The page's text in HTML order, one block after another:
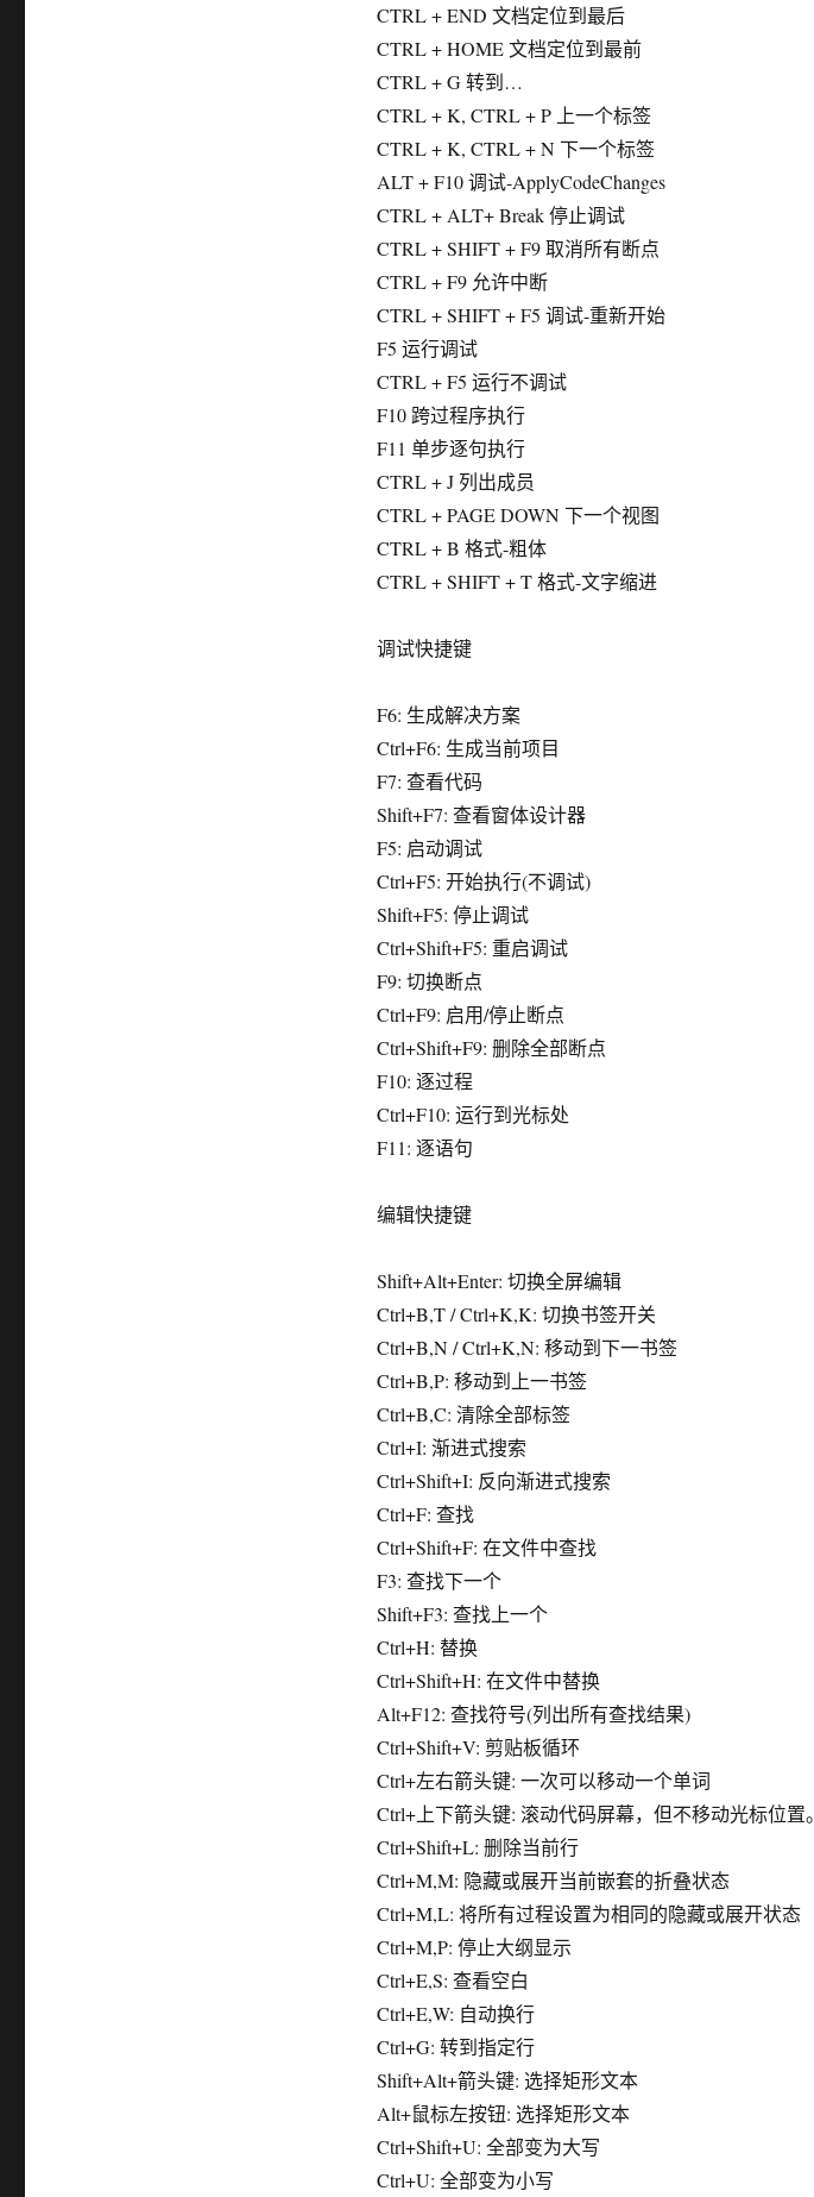
CTRL + END 文档定位到最后
CTRL + HOME 文档定位到最前
CTRL + G 转到…
CTRL + K, CTRL + P 上一个标签
CTRL + K, CTRL + N 下一个标签
ALT + F10 调试-ApplyCodeChanges
CTRL + ALT+ Break 停止调试
CTRL + SHIFT + F9 取消所有断点
CTRL + F9 允许中断
CTRL + SHIFT + F5 调试-重新开始
F5 运行调试
CTRL + F5 运行不调试
F10 跨过程序执行
F11 单步逐句执行
CTRL + J 列出成员
CTRL + PAGE DOWN 下一个视图
CTRL + B 格式-粗体
CTRL + SHIFT + T 格式-文字缩进
调试快捷键
F6: 生成解决方案
Ctrl+F6: 生成当前项目
F7: 查看代码
Shift+F7: 查看窗体设计器
F5: 启动调试
Ctrl+F5: 开始执行(不调试)
Shift+F5: 停止调试
Ctrl+Shift+F5: 重启调试
F9: 切换断点
Ctrl+F9: 启用/停止断点
Ctrl+Shift+F9: 删除全部断点
F10: 逐过程
Ctrl+F10: 运行到光标处
F11: 逐语句
编辑快捷键
Shift+Alt+Enter: 切换全屏编辑
Ctrl+B,T / Ctrl+K,K: 切换书签开关
Ctrl+B,N / Ctrl+K,N: 移动到下一书签
Ctrl+B,P: 移动到上一书签
Ctrl+B,C: 清除全部标签
Ctrl+I: 渐进式搜索
Ctrl+Shift+I: 反向渐进式搜索
Ctrl+F: 查找
Ctrl+Shift+F: 在文件中查找
F3: 查找下一个
Shift+F3: 查找上一个
Ctrl+H: 替换
Ctrl+Shift+H: 在文件中替换
Alt+F12: 查找符号(列出所有查找结果)
Ctrl+Shift+V: 剪贴板循环
Ctrl+左右箭头键: 一次可以移动一个单词
Ctrl+上下箭头键: 滚动代码屏幕，但不移动光标位置。
Ctrl+Shift+L: 删除当前行
Ctrl+M,M: 隐藏或展开当前嵌套的折叠状态
Ctrl+M,L: 将所有过程设置为相同的隐藏或展开状态
Ctrl+M,P: 停止大纲显示
Ctrl+E,S: 查看空白
Ctrl+E,W: 自动换行
Ctrl+G: 转到指定行
Shift+Alt+箭头键: 选择矩形文本
Alt+鼠标左按钮: 选择矩形文本
Ctrl+Shift+U: 全部变为大写
Ctrl+U: 全部变为小写